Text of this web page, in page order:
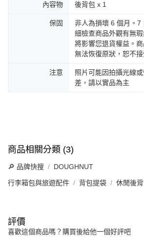
內容物 後背包 x 1
保固
非人為損壞 6 個月。7
細檢查商品外觀有無
將影響您退貨權益。
無法恢復原狀，恕不接
注意
照片可能因拍攝光線
差，請以實品為主
商品相關分類 (3)
🔎 品牌快搜 DOUGHNUT
行李箱包與旅遊配件 背包提袋 休閒後
評價
喜歡這個商品嗎？購買後給他一個好評吧